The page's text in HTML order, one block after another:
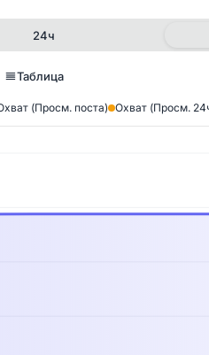
Войдите, чтобыэтим
24ч
Таблица
(Просм. поста) Охват (Просм.